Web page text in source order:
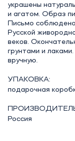
украшены
и агатом. Образ
Письмо
Русской
веков.
грунтами и
вручную.
УПАКОВКА:
подарочная
Россия